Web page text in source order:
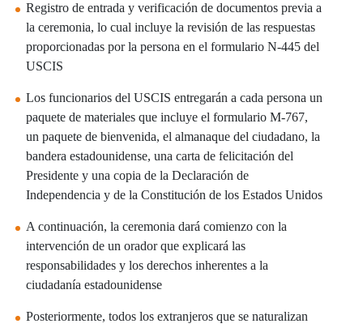
Registro de entrada y verificación de documentos previa a
la ceremonia, lo cual incluye la revisión de las respuestas
proporcionadas por la persona en el formulario N-445 del
USCIS
Los funcionarios del USCIS entregarán a cada persona un
paquete de materiales que incluye el formulario M-767,
un paquete de bienvenida, el almanaque del ciudadano, la
bandera estadounidense, una carta de felicitación del
Presidente y una copia de la Declaración de
Independencia y de la Constitución de los Estados Unidos
A continuación, la ceremonia dará comienzo con la
intervención de un orador que explicará las
responsabilidades y los derechos inherentes a la
ciudadanía estadounidense
Posteriormente, todos los extranjeros que se naturalizan